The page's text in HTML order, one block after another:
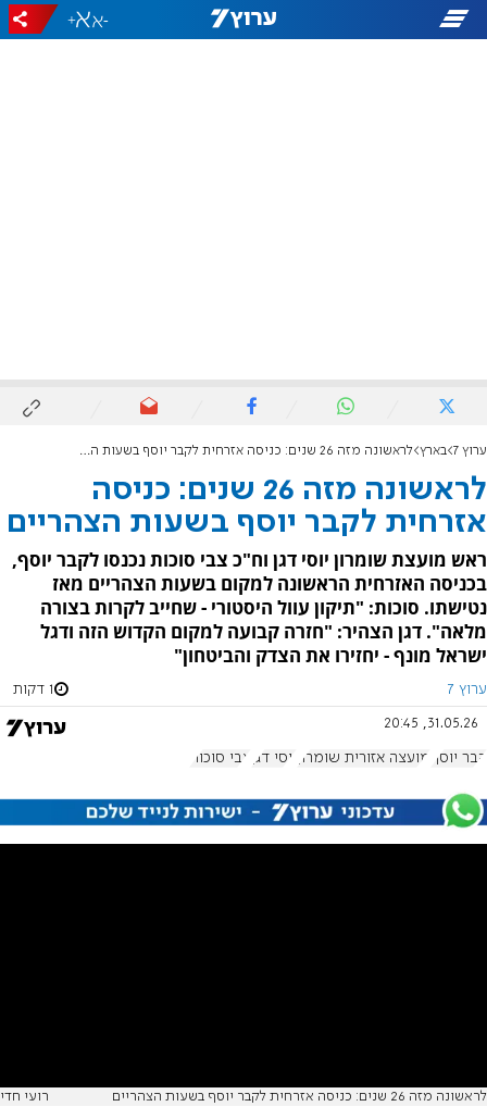
-
+
ערוץ 7 בארץ לראשונה מזה 26 שנים: כניסה אזרחית לקבר יוסף בשעות הצהריים
לראשונה מזה 26 שנים: כניסה
אזרחית לקבר יוסף בשעות הצהריים
ראש מועצת שומרון יוסי דגן וח"כ צבי סוכות נכנסו לקבר יוסף,
בכניסה האזרחית הראשונה למקום בשעות הצהריים מאז
נטישתו. סוכות: "תיקון עוול היסטורי - שחייב לקרות בצורה
מלאה". דגן הצהיר: "חזרה קבועה למקום הקדוש הזה ודגל
ישראל מונף - יחזירו את הצדק והביטחון"
ערוץ 7 1 דקות
31.05.26, 20:45
קבר יוסף מועצה אזורית שומרון יוסי דגן צבי סוכות
לראשונה מזה 26 שנים: כניסה אזרחית לקבר יוסף בשעות הצהריים רועי חדי